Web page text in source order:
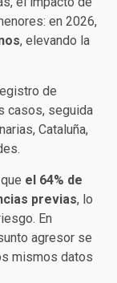
en 2026,
, elevando la
de
casos, seguida
Cataluña,
el 64% de
previas, lo
En
agresor se
mismos datos